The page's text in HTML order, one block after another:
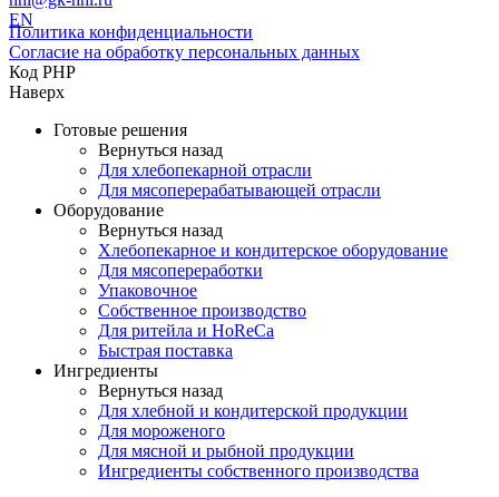
EN
Политика конфиденциальности
Согласие на обработку персональных данных
Код PHP
Наверх
Готовые решения
Вернуться назад
Для хлебопекарной отрасли
Для мясоперерабатывающей отрасли
Оборудование
Вернуться назад
Хлебопекарное и кондитерское оборудование
Для мясопереработки
Упаковочное
Собственное производство
Для ритейла и HoReCa
Быстрая поставка
Ингредиенты
Вернуться назад
Для хлебной и кондитерской продукции
Для мороженого
Для мясной и рыбной продукции
Ингредиенты собственного производства